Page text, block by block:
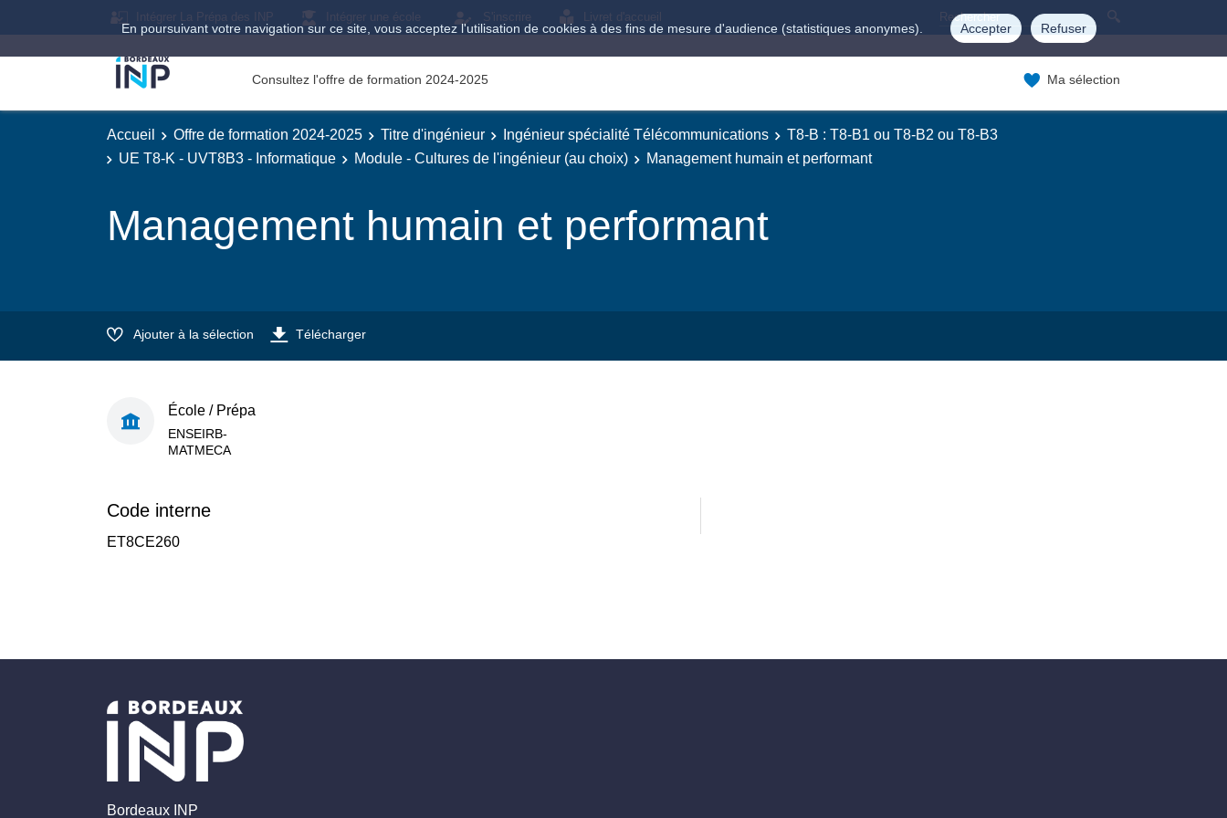
En poursuivant votre navigation sur ce site, vous acceptez l'utilisation de cookies à des fins de mesure d'audience (statistiques anonymes). Accepter Refuser
Intégrer La Prépa des INP Intégrer une école S'inscrire Livret d'accueil
Consultez l'offre de formation 2024-2025 Ma sélection
Accueil Offre de formation 2024-2025 Titre d'ingénieur Ingénieur spécialité Télécommunications
T8-B : T8-B1 ou T8-B2 ou T8-B3
UE T8-K - UVT8B3 - Informatique
Module - Cultures de l'ingénieur (au choix) Management humain et performant
Management humain et performant
Ajouter à la sélection Télécharger
École / Prépa
ENSEIRB-
MATMECA
Code interne
ET8CE260
Bordeaux INP